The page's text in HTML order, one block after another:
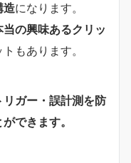
造になります。
当の興味あるクリッ
もあります。
リガー・誤計測を防
できます。